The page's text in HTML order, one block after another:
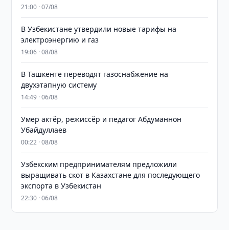
21:00 · 07/08
В Узбекистане утвердили новые тарифы на
электроэнергию и газ
19:06 · 08/08
В Ташкенте переводят газоснабжение на
двухэтапную систему
14:49 · 06/08
Умер актёр, режиссёр и педагог Абдуманнон
Убайдуллаев
00:22 · 08/08
Узбекским предпринимателям предложили
выращивать скот в Казахстане для последующего
экспорта в Узбекистан
22:30 · 06/08